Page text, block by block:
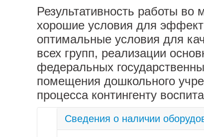
Результативность работы
хорошие условия для
оптимальные условия для
всех групп, реализации
федеральных
помещения дошкольного
процесса контингенту
Сведения о наличии